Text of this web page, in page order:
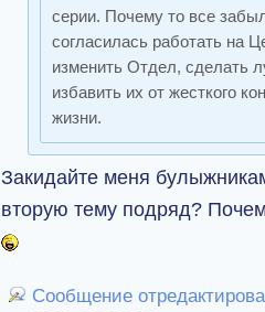
серии. Почему то все
согласилась работать на
изменить Отдел, сделать
избавить их от жесткого
жизни.
Закидайте меня
вторую тему подряд?
Сообщение